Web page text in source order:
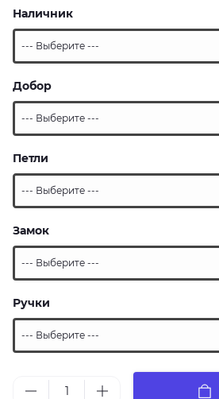
Наличник
Добор
Петли
Замок
Ручки